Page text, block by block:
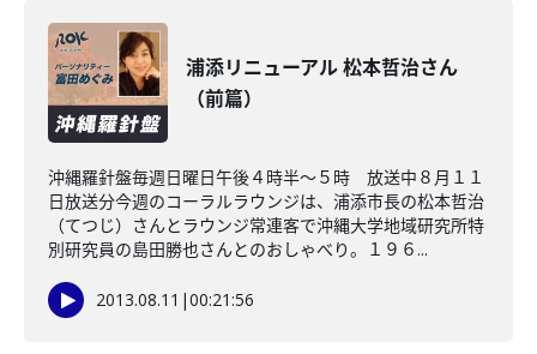
浦添リニューアル 松本哲治さん
（前篇）
沖縄羅針盤毎週日曜日午後４時半～５時 放送中８月１１
日放送分今週のコーラルラウンジは、浦添市長の松本哲治
（てつじ）さんとラウンジ常連客で沖縄大学地域研究所特
別研究員の島田勝也さんとのおしゃべり。１９６...
2013.08.11 |00:21:56